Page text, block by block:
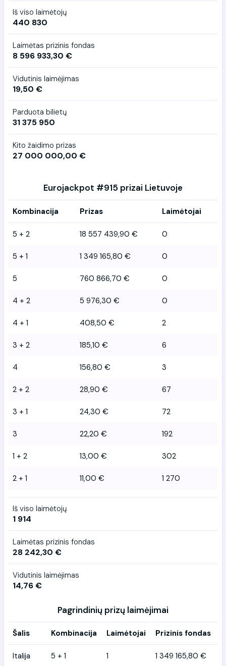
Iš viso laimėtojų
440 830
Laimėtas prizinis fondas
8 596 933,30 €
Vidutinis laimėjimas
19,50 €
Parduota bilietų
31 375 950
Kito žaidimo prizas
27 000 000,00 €
Eurojackpot #915 prizai Lietuvoje
Kombinacija Prizas Laimėtojai
5 + 2 18 557 439,90 € 0
5 + 1 1 349 165,80 € 0
5 760 866,70 € 0
4 + 2 5 976,30 € 0
4 + 1 408,50 € 2
3 + 2 185,10 € 6
4 156,80 € 3
2 + 2 28,90 € 67
3 + 1 24,30 € 72
3 22,20 € 192
1 + 2 13,00 € 302
2 + 1 11,00 € 1 270
Iš viso laimėtojų
1 914
Laimėtas prizinis fondas
28 242,30 €
Vidutinis laimėjimas
14,76 €
Pagrindinių prizų laimėjimai
Šalis Kombinacija Laimėtojai Prizinis fondas
Italija 5 + 1 1 1 349 165,80 €